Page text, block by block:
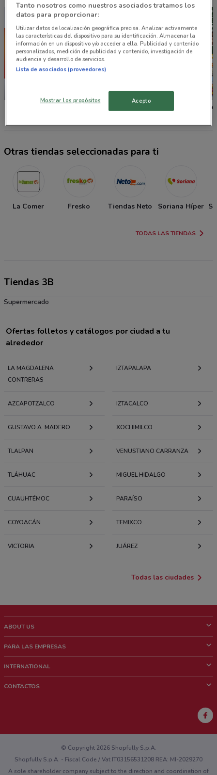
NUEVO
Otras tiendas seleccionadas para ti
La Comer Fresko Tiendas Neto Soriana Híper
TODAS LAS TIENDAS
Tiendas 3B
Supermercado
Ofertas folletos y catálogos por ciudad a tu
alrededor
LA MAGDALENA
CONTRERAS
IZTAPALAPA
AZCAPOTZALCO IZTACALCO
GUSTAVO A. MADERO XOCHIMILCO
TLALPAN VENUSTIANO CARRANZA
TLÁHUAC MIGUEL HIDALGO
CUAUHTÉMOC PARAÍSO
COYOACÁN TEMIXCO
VICTORIA JUÁREZ
Todas las ciudades
ABOUT US
¿Quiénes Somos?
Trabaja con nosotros
PARA LAS EMPRESAS
Contacto comercial
INTERNATIONAL
CONTACTOS
¿Encontraste un problema en la web o en la aplicación?
© Copyright 2026 Shopfully S.p.A.
Shopfully S.p.A. - Fiscal Code / Vat IT03156531208 REA: MI-2029270
A sole shareholder company subject to the direction and coordination of
Tanto nosotros como nuestros asociados tratamos los
datos para proporcionar:
Utilizar datos de localización geográfica precisa. Analizar activamente
las características del dispositivo para su identificación. Almacenar la
información en un dispositivo y/o acceder a ella. Publicidad y contenido
personalizados, medición de publicidad y contenido, investigación de
audiencia y desarrollo de servicios.
Lista de asociados (proveedores)
Mostrar los propósitos Acepto